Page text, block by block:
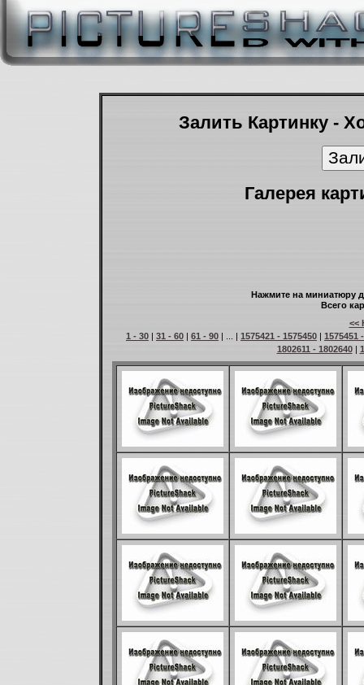
Залить Картинку -
Галерея
Нажмите на миниатюру
Всего
<<
1 - 30 | 31 - 60 | 61 - 90 | ... | 1575421 - 1575450 | 1575451
1802611 - 1802640|